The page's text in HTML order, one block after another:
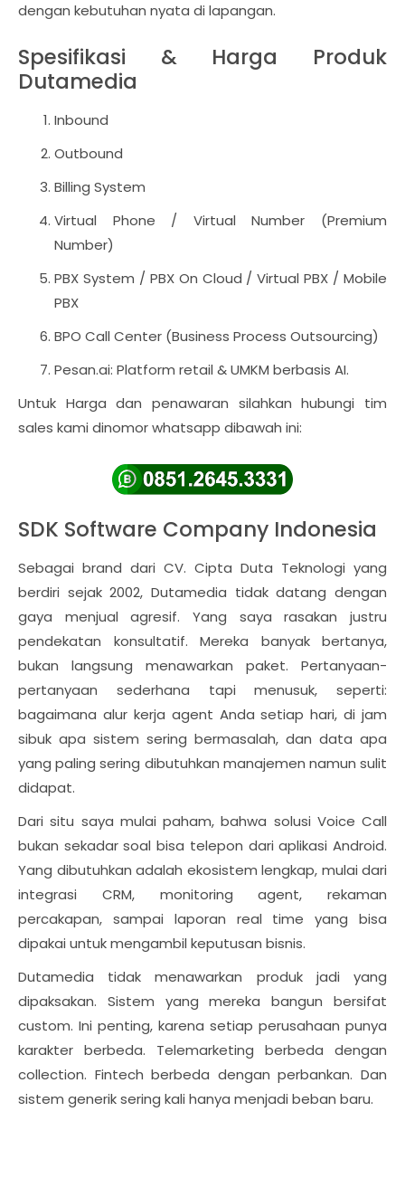
dengan kebutuhan nyata di lapangan.
Spesifikasi & Harga Produk
Dutamedia
Inbound
Outbound
Billing System
Virtual Phone / Virtual Number (Premium
Number)
PBX System / PBX On Cloud / Virtual PBX / Mobile
PBX
BPO Call Center (Business Process Outsourcing)
Pesan.ai: Platform retail & UMKM berbasis AI.
Untuk Harga dan penawaran silahkan hubungi tim
sales kami dinomor whatsapp dibawah ini:
SDK Software Company Indonesia
Sebagai brand dari CV. Cipta Duta Teknologi yang
berdiri sejak 2002, Dutamedia tidak datang dengan
gaya menjual agresif. Yang saya rasakan justru
pendekatan konsultatif. Mereka banyak bertanya,
bukan langsung menawarkan paket. Pertanyaan-
pertanyaan sederhana tapi menusuk, seperti:
bagaimana alur kerja agent Anda setiap hari, di jam
sibuk apa sistem sering bermasalah, dan data apa
yang paling sering dibutuhkan manajemen namun sulit
didapat.
Dari situ saya mulai paham, bahwa solusi Voice Call
bukan sekadar soal bisa telepon dari aplikasi Android.
Yang dibutuhkan adalah ekosistem lengkap, mulai dari
integrasi CRM, monitoring agent, rekaman
percakapan, sampai laporan real time yang bisa
dipakai untuk mengambil keputusan bisnis.
Dutamedia tidak menawarkan produk jadi yang
dipaksakan. Sistem yang mereka bangun bersifat
custom. Ini penting, karena setiap perusahaan punya
karakter berbeda. Telemarketing berbeda dengan
collection. Fintech berbeda dengan perbankan. Dan
sistem generik sering kali hanya menjadi beban baru.